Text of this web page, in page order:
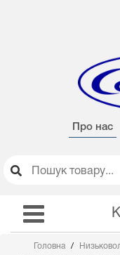
Про нас
Головна